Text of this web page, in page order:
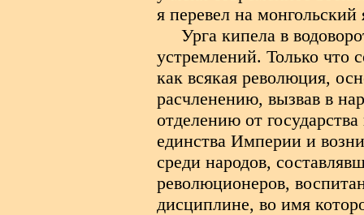
я перевел на
Урга кипела в
устремлений. Только что
как всякая революция,
расчленению, вызвав в
отделению от
единства Империи и
среди народов,
революционеров,
дисциплине, во имя